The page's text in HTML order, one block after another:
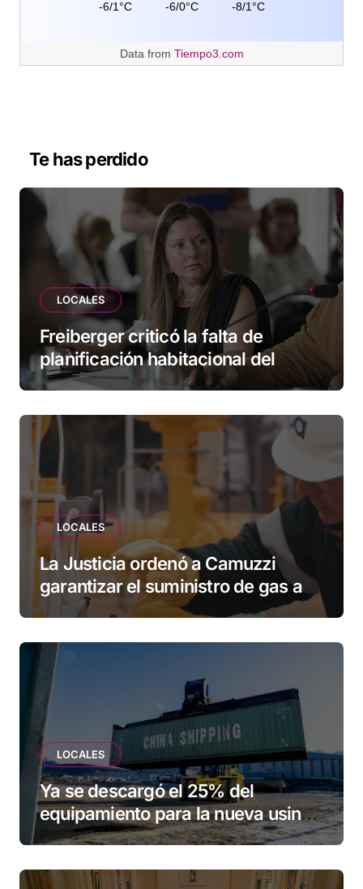
-6/1°C -6/0°C -8/1°C
Data from Tiempo3.com
Te has perdido
LOCALES
Freiberger criticó la falta de
planificación habitacional del
Municipio: “Vuoto deja afuera a
esperando”
LOCALES
La Justicia ordenó a Camuzzi
garantizar el suministro de gas a
una familia de Tolhuin
LOCALES
Ya se descargó el 25% del
equipamiento para la nueva usina
de Ushuaia